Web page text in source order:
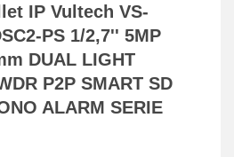
IP Vultech VS-
PS 1/2,7'' 5MP
DUAL LIGHT
P2P SMART SD
ALARM SERIE